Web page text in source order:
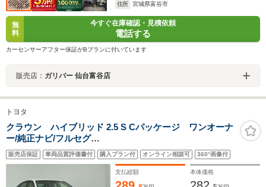
住所
宮城県富谷市
無
料
今すぐ在庫確認・見積依頼
電話する
カーセンサーアフター保証がBプランに付いています
販売店： ガリバー 仙台富谷店
トヨタ
クラウン ハイブリッド 2.5 S Cパッケージ ワンオーナ
ー/純正ナビ/フルセグ
TV/CD/DVD/Bluetooth/Miracast/USB/バックカメラ/衝突
軽減ブレーキ/レーンキープアシスト/レーダークルーズコ
ントロール/ブラインドスポットモニター/ドライブレコー
ダー/ETC/禁煙車
販売店保証 車両品質評価書付 購入プラン付 オンライン相談可 360°画像付
支払総額 本体価格